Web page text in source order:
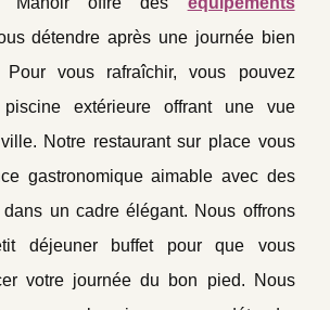
détendre après une journée bien
vous rafraîchir, vous pouvez
extérieure offrant une vue
Notre restaurant sur place vous
gastronomique aimable avec des
un cadre élégant. Nous offrons
déjeuner buffet pour que vous
votre journée du bon pied. Nous